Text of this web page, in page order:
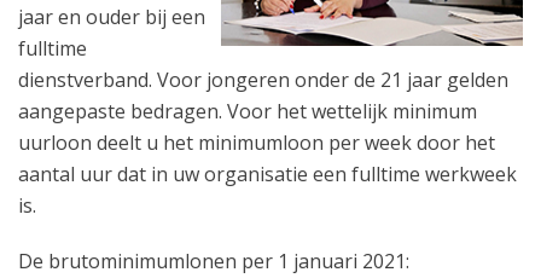
jaar en ouder bij een
fulltime
dienstverband. Voor jongeren onder de 21 jaar gelden
aangepaste bedragen. Voor het wettelijk minimum
uurloon deelt u het minimumloon per week door het
aantal uur dat in uw organisatie een fulltime werkweek
is.
De brutominimumlonen per 1 januari 2021: